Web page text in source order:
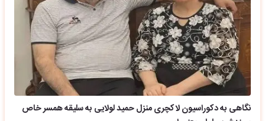
نگاهی به دکوراسیون لاکچری منزل حمید لولایی به سلیقه همسر خاص